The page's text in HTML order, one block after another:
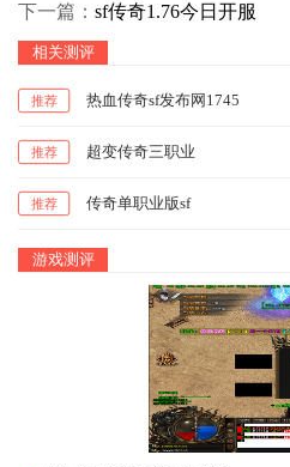
下一篇： sf传奇1.76今日开服
相关测评
推荐 热血传奇sf发布网1745
推荐 超变传奇三职业
推荐 传奇单职业版sf
游戏测评